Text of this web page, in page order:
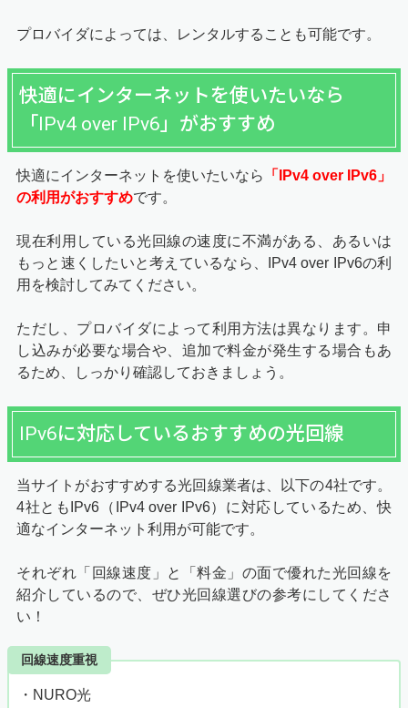
プロバイダによっては、レンタルすることも可能です。
快適にインターネットを使いたいなら
「IPv4 over IPv6」がおすすめ
快適にインターネットを使いたいなら
「IPv4 over IPv6」
の利用がおすすめです。
現在利用している光回線の速度に不満がある、あるいは
もっと速くしたいと考えているなら、IPv4 over IPv6の利
用を検討してみてください。
ただし、プロバイダによって利用方法は異なります。申
し込みが必要な場合や、追加で料金が発生する場合もあ
るため、しっかり確認しておきましょう。
IPv6に対応しているおすすめの光回線
当サイトがおすすめする光回線業者は、以下の4社です。
4社ともIPv6（IPv4 over IPv6）に対応しているため、快
適なインターネット利用が可能です。
それぞれ「回線速度」と「料金」の面で優れた光回線を
紹介しているので、ぜひ光回線選びの参考にしてくださ
い！
回線速度重視
・NURO光